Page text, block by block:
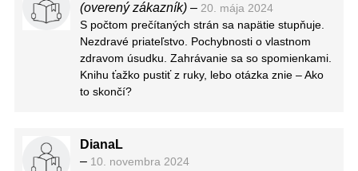
skôr na ďalšie zamotanie než na odhalenie
tajomstiev minulosti.
Bohužiaľ, autorka sa tohto držala až dokonca a ja
vlastne doteraz neviem, kto bol ten zlý. Na jednej
strane sa mi to páči, pretože dokázala zmiasť
moju myseľ, ale na druhej strane sa mi žiada
pravdu už vôbec nie.
Nemôžem povedať, že by kniha bola zlá, pretože
(overený zákazník) – 20. mája 2024
S počtom prečítaných strán sa napätie stupňuje.
Nezdravé priateľstvo. Pochybnosti o vlastnom
zdravom úsudku. Zahrávanie sa so spomienkami.
Knihu ťažko pustiť z ruky, lebo otázka znie – Ako
to skončí?
DianaL
– 10. novembra 2024